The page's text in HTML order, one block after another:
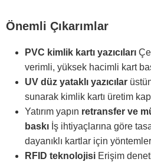
Önemli Çıkarımlar
PVC kimlik kartı yazıcıları
verimli, yüksek hacimli kart
UV düz yataklı yazıcılar
sunarak kimlik kartı üretim
Yatırım yapın retransfer ve
baskı İş ihtiyaçlarına göre
dayanıklı kartlar için
RFID teknolojisi Erişim